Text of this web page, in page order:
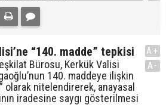
“140. madde” tepkisi
Bürosu, Kerkük Valisi
140. maddeye ilişkin
olarak nitelendirerek, anayasal
iradesine saygı gösterilmesi
A+
A-